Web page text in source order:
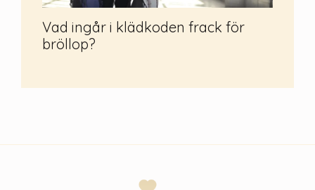
Vad ingår i klädkoden frack för
bröllop?